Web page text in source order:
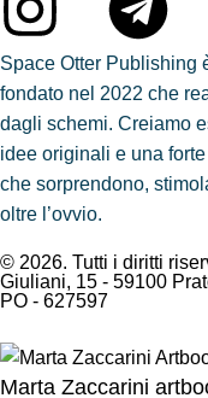
Space Otter Publishing
fondato nel 2022 che
dagli schemi. Creiamo
idee originali e una
che sorprendono,
oltre l’ovvio.
© 2026. Tutti i diritti
Giuliani, 15 - 59100
PO - 627597
Marta Zaccarini